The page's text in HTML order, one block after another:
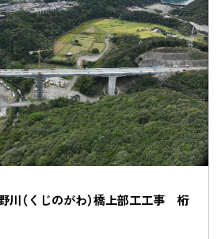
（くじのがわ）橋上部工工事 桁